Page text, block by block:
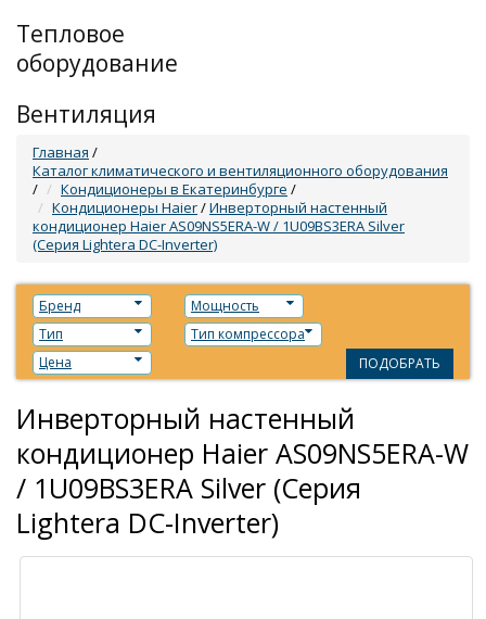
Тепловое
оборудование
Вентиляция
Главная /
Каталог климатического и вентиляционного оборудования
/
Кондиционеры в Екатеринбурге /
Кондиционеры Haier/Инверторный настенный
кондиционер Haier AS09NS5ERA-W / 1U09BS3ERA Silver
(Серия Lightera DC-Inverter)
Бренд
Мощность
Тип
Тип компрессора
Цена
ПОДОБРАТЬ
Инверторный настенный
кондиционер Haier AS09NS5ERA-W
/ 1U09BS3ERA Silver (Серия
Lightera DC-Inverter)